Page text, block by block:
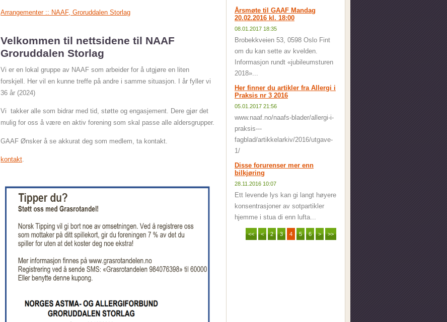
Arrangementer :: NAAF, Groruddalen Storlag
Velkommen til nettsidene til NAAF
Groruddalen Storlag
Vi er en lokal gruppe av NAAF som arbeider for å utgjøre en liten
forskjell. Her vil en kunne treffe på andre i samme situasjon. I år fyller vi
36 år (2024)
Vi takker alle som bidrar med tid, støtte og engasjement. Dere gjør det
mulig for oss å være en aktiv forening som skal passe alle aldersgrupper.
GAAF Ønsker å se akkurat deg som medlem, ta kontakt.
kontakt
Årsmøte til GAAF Mandag
20.02.2016 kl. 18:00
08.01.2017 18:35
Brobekkveien 53, 0598 Oslo Fint
om du kan sette av kvelden.
Informasjon rundt «jubileumsturen
2018»...
Her finner du artikler fra Allergi i
Praksis nr 3 2016
05.01.2017 21:56
www.naaf.no/naafs-blader/allergi-i-
praksis---
fagblad/artikkelarkiv/2016/utgave-
1/
Disse forurenser mer enn
bilkjøring
28.11.2016 10:07
Ett levende lys kan gi langt høyere
konsentrasjoner av sotpartikler
hjemme i stua di enn lufta...
<< < 2 3 4 5 6 > >>